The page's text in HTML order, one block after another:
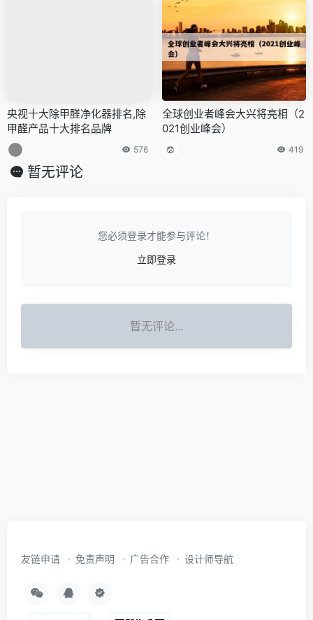
央视十大除甲醛净化器排名,除
甲醛产品十大排名品牌
576
全球创业者峰会大兴将亮相（2
021创业峰会）
419
暂无评论
您必须登录才能参与评论！
立即登录
暂无评论...
友链申请 免责声明 广告合作 设计师导航